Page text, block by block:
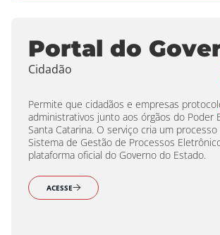
Portal do
Cidadão
Permite que cidadãos e empresas
administrativos junto aos órgãos do Poder
Santa Catarina. O serviço cria um
Sistema de Gestão de Processos
plataforma oficial do Governo do Estado.
ACESSE